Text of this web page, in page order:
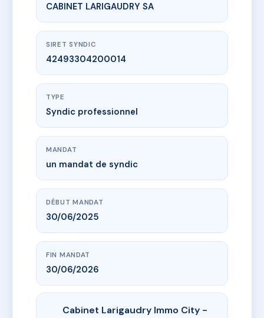
CABINET LARIGAUDRY SA
SIRET SYNDIC
42493304200014
TYPE
Syndic professionnel
MANDAT
un mandat de syndic
DÉBUT MANDAT
30/06/2025
FIN MANDAT
30/06/2026
Cabinet Larigaudry Immo City -